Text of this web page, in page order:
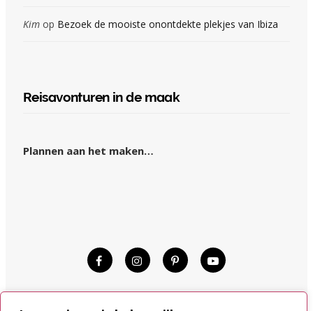
Kim op Bezoek de mooiste onontdekte plekjes van Ibiza
Reisavonturen in de maak
Plannen aan het maken…